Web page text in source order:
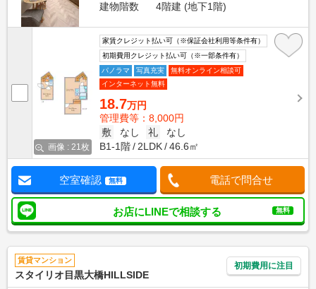
建物階数
4階建 (地下1階)
画像 : 21枚
家賃クレジット払い可（※保証会社利用等条件有）
初期費用クレジット払い可（※一部条件有）
パノラマ
写真充実
無料オンライン相談可
インターネット無料
18.7万円
管理費等：8,000円
敷
なし 礼
なし
B1-1階
2LDK 46.6㎡
空室確認 無料 電話で問合せ
お店にLINEで相談する 無料
賃貸マンション
スタイリオ目黒大橋HILLSIDE
初期費用に注目